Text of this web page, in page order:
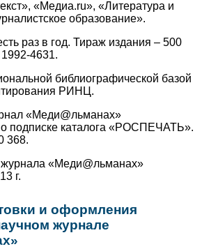
«Медиа.ru», «Литература и
образование».
раз в год. Тираж издания – 500
4631.
библиографической базой
РИНЦ.
«Меди@льманах»
подписке каталога «РОСПЕЧАТЬ».
368.
«Меди@льманах»
г.
и оформления
журнале